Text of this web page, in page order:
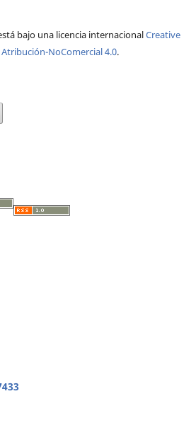
bajo una licencia internacionalCreative
NoComercial 4.0.